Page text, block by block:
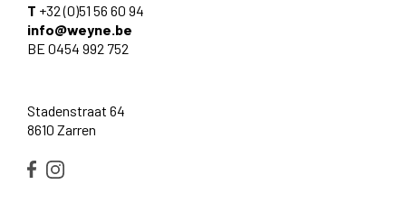
T +32 (0)51 56 60 94
info@weyne.be
BE 0454 992 752
Stadenstraat 64
8610 Zarren